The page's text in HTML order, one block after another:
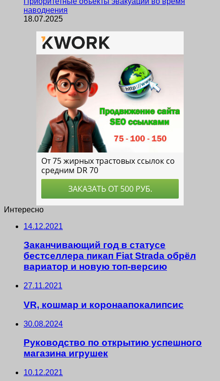
наводнения
18.07.2025
Интересно
14.12.2021
Заканчивающий год в статусе
бестселлера пикап Fiat Strada обрёл
вариатор и новую топ-версию
27.11.2021
VR, кошмар и коронаапокалипсис
30.08.2024
Руководство по открытию успешного
магазина игрушек
10.12.2021